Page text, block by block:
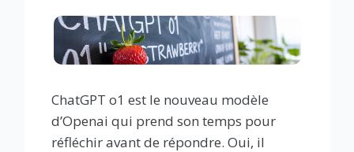
ChatGPT o1 est le nouveau modèle
d’Openai qui prend son temps pour
réfléchir avant de répondre. Oui, il